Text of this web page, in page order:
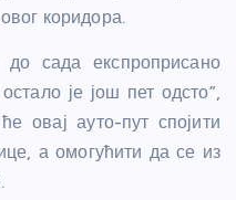
коридора.
до сада експроприсано
је још пет одсто”,
овај ауто-пут спојити
а омогућити да се из